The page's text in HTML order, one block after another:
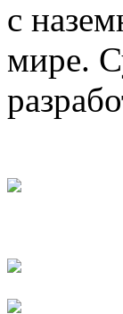
с
мире.